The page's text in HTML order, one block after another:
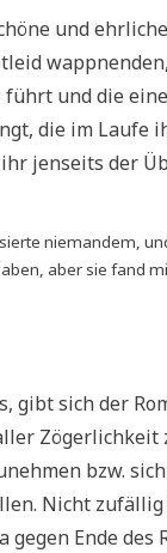
und
und die
die im Laufe
jenseits der
niemandem,
aber sie fand
gibt sich der
Zögerlichkeit
bzw.
Nicht
Ende